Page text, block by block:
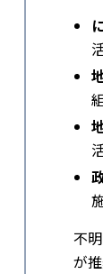
不
が